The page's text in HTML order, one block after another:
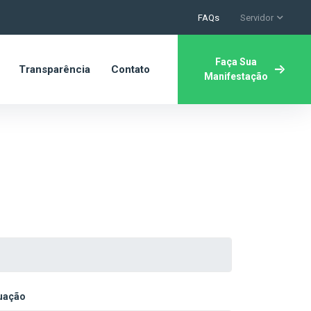
FAQs Servidor
Transparência Contato
Faça Sua
Manifestação